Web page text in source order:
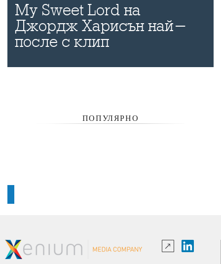
My Sweet Lord на
Джордж Харисън най-
после с клип
ПОПУЛЯРНО